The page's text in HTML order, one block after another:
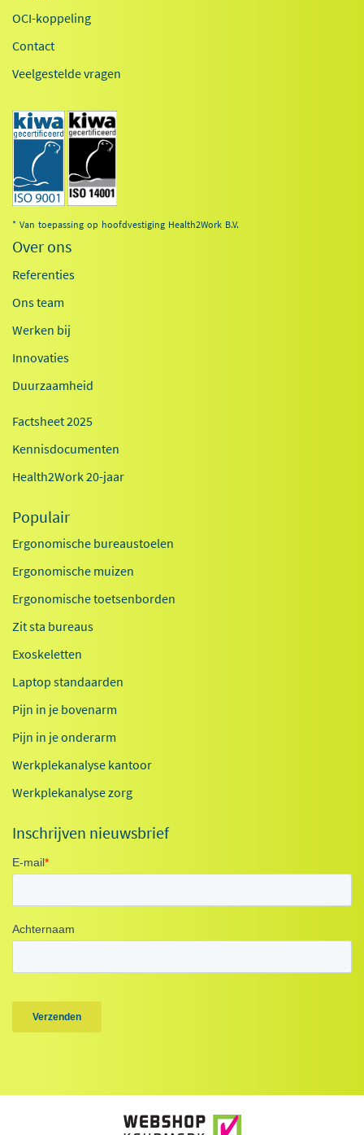
OCI-koppeling
Contact
Veelgestelde vragen
* Van toepassing op hoofdvestiging Health2Work B.V.
Over ons
Referenties
Ons team
Werken bij
Innovaties
Duurzaamheid
Factsheet 2025
Kennisdocumenten
Health2Work 20-jaar
Populair
Ergonomische bureaustoelen
Ergonomische muizen
Ergonomische toetsenborden
Zit sta bureaus
Exoskeletten
Laptop standaarden
Pijn in je bovenarm
Pijn in je onderarm
Werkplekanalyse kantoor
Werkplekanalyse zorg
Inschrijven nieuwsbrief